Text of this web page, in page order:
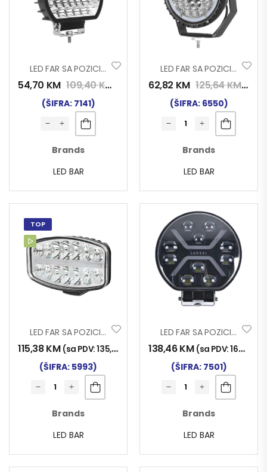
LED FAR SA POZICIJOM OKRUGLI 10-30V 45W L3435
54,70 KM 109,40KM (sa PDV:64,00 KM)
(ŠIFRA: 7141)
Brands
LED BAR
LED FAR SA POZICIJOM OKRUGLI 10-30V 90W SLIM
62,82 KM 125,64KM(sa
(ŠIFRA: 6550)
Brands
LED BAR
TOP
LED FAR SA POZICIJOM OVALNI 80W 12-24V SLIM
115,38KM (sa PDV:135,00
(ŠIFRA: 5993)
Brands
LED BAR
LED FAR SA POZICIJOM(ŽUTA-BIJELA) OKRUGLI 10-30V SPIDER
138,46KM (sa PDV:162,00
(ŠIFRA: 7501)
Brands
LED BAR